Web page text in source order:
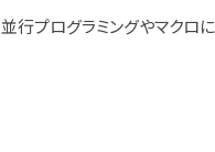
プログラミングやマクロ